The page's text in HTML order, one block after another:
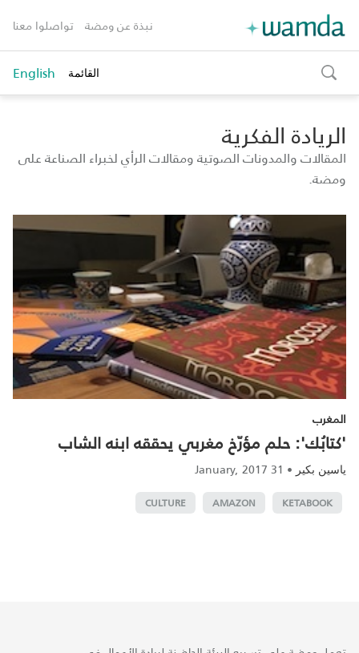
نبذة عن ومضة تواصلوا معنا
toggle
search
القائمة English
الريادة الفكرية
المقالات والمدونات الصوتية ومقالات الرأي لخبراء الصناعة على
ومضة.
المغرب
'كتابُك': حلم مؤرّخ مغربي يحققه ابنه الشاب
ياسين بكير •
31 January, 2017
KETABOOK
AMAZON
CULTURE